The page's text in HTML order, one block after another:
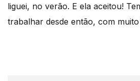
liguei, no verão. E ela aceitou!
trabalhar desde então, com